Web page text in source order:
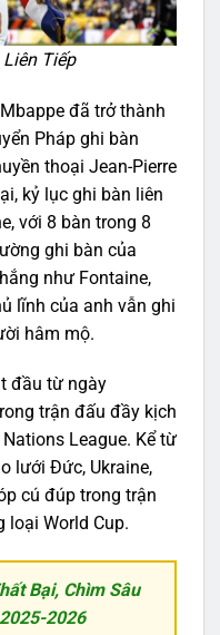
Tiếp
đã trở thành
Pháp ghi bàn
thoại Jean-Pierre
kỷ lục ghi bàn liên
với 8 bàn trong 8
ghi bàn của
như Fontaine,
lĩnh của anh vẫn ghi
hâm mộ.
đầu từ ngày
trận đấu đầy kịch
League. Kể từ
lưới Đức, Ukraine,
cú đúp trong trận
loại World Cup.
Bại, Chìm Sâu
2026